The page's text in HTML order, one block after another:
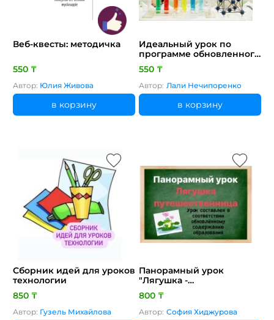
Веб-квесты: методичка
550 ₸
Автор: Юлия Живова
в корзину
Идеальный урок по
программе обновленного
содержания
образования, тема:
Решение задач по
уравнениям химических
реакций. 8 класс
550 ₸
Автор: Лали Нечипоренко
в корзину
Сборник идей для уроков
технологии
850 ₸
Автор: Гузель Михайлова
Панорамный урок
"Лягушка -
путешественница". План
и презентация
800 ₸
Автор: София Хиджурова